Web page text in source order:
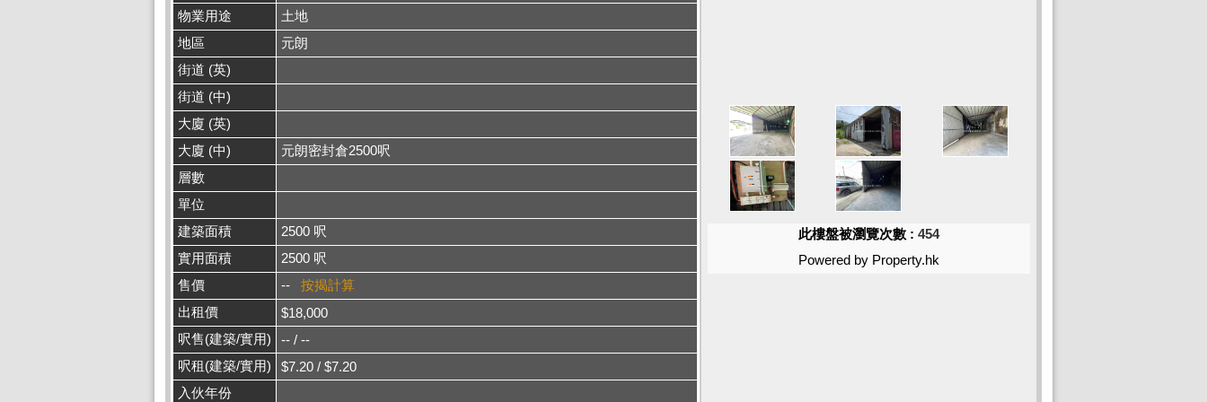
物業用途
土地
地區
元朗
街道 (英)
街道 (中)
大廈 (英)
大廈 (中)
元朗密封倉2500呎
層數
單位
建築面積
2500 呎
實用面積
2500 呎
售價
-- 按揭計算
出租價
$18,000
呎售(建築/實用)
-- / --
呎租(建築/實用)
$7.20 / $7.20
入伙年份
此樓盤被瀏覽次數 : 454
Powered by Property.hk